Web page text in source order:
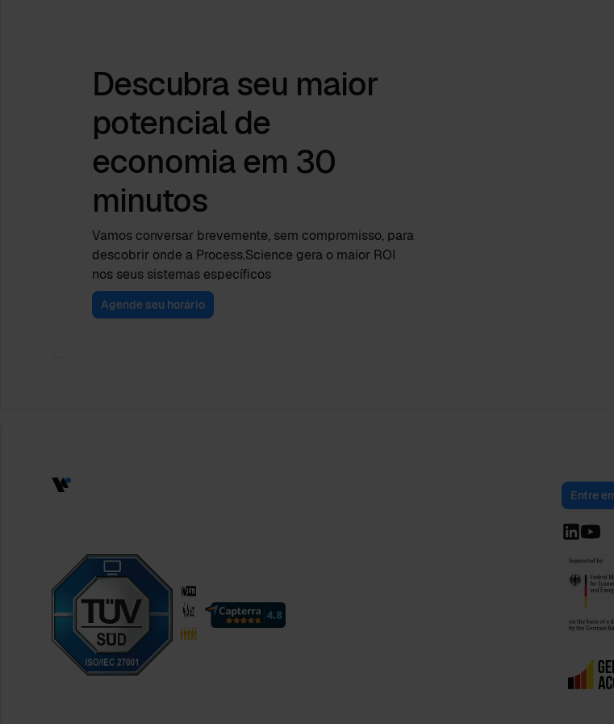
Descubra seu maior
potencial de
economia em 30
minutos
Vamos conversar brevemente, sem compromisso, para
descobrir onde a Process.Science gera o maior ROI
nos seus sistemas específicos
Agende seu horário
Entre